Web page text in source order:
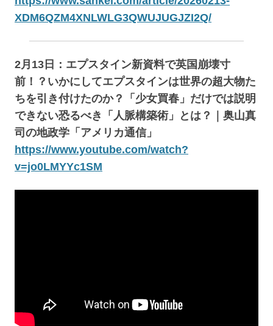
XDM6QZM4XNLWLG3QWUJUGJZI2Q/
2月13日：エプスタイン新資料で英国崩壊寸
前！？いかにしてエプスタインは世界の超大物た
ちを引き付けたのか？「少女買春」だけでは説明
できない恐るべき「人脈構築術」とは？｜奥山真
司の地政学「アメリカ通信」
https://www.youtube.com/watch?
v=jo0LMYYc1SM